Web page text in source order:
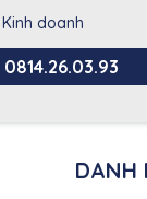
Kinh doanh
0814.26.03.93
DANH